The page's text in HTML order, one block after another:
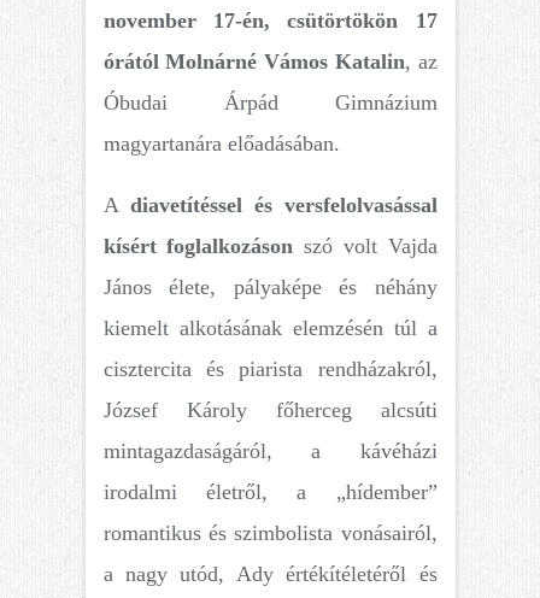
november 17-én, csütörtökön 17
órától Molnárné Vámos Katalin, az
Óbudai Árpád Gimnázium
magyartanára előadásában.
A diavetítéssel és versfelolvasással
kísért foglalkozáson szó volt Vajda
János élete, pályaképe és néhány
kiemelt alkotásának elemzésén túl a
cisztercita és piarista rendházakról,
József Károly főherceg alcsúti
mintagazdaságáról, a kávéházi
irodalmi életről, a „hídember”
romantikus és szimbolista vonásairól,
a nagy utód, Ady értékítéletéről és